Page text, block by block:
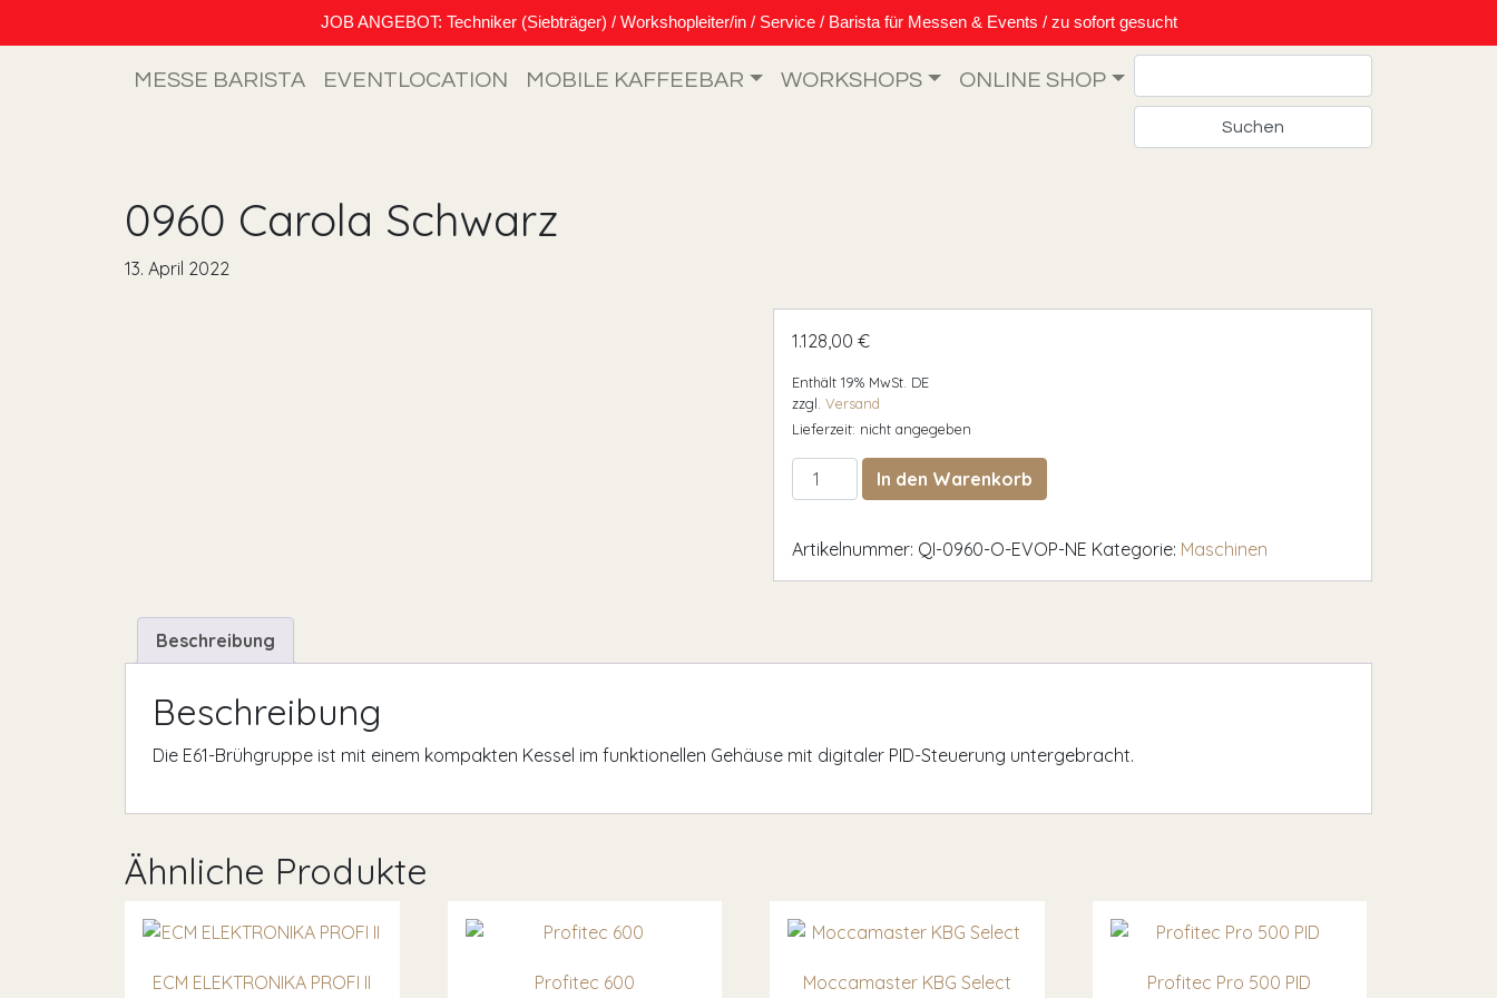
JOB ANGEBOT: Techniker (Siebträger) / Workshopleiter/in / Service / Barista für Messen & Events / zu sofort gesucht
MESSE BARISTA EVENTLOCATION MOBILE KAFFEEBAR WORKSHOPS ONLINE SHOP
0960 Carola Schwarz
13. April 2022
1.128,00€
Enthält 19% MwSt. DE
zzgl.Versand
Lieferzeit: nicht angegeben
0960 Carola Schwarz Menge
In den Warenkorb
Artikelnummer: QI-0960-O-EVOP-NE Kategorie: Maschinen
Beschreibung
Beschreibung
Die E61-Brühgruppe ist mit einem kompakten Kessel im funktionellen Gehäuse mit digitaler PID-Steuerung untergebracht.
Ähnliche Produkte
ECM ELEKTRONIKA PROFI II Profitec 600 Moccamaster KBG Select Profitec Pro 500 PID